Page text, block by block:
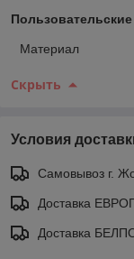
Материал
Скрыть
Условия
Самовывоз г.
Доставка
Доставка